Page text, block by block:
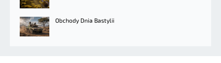
Obchody Dnia Bastylii